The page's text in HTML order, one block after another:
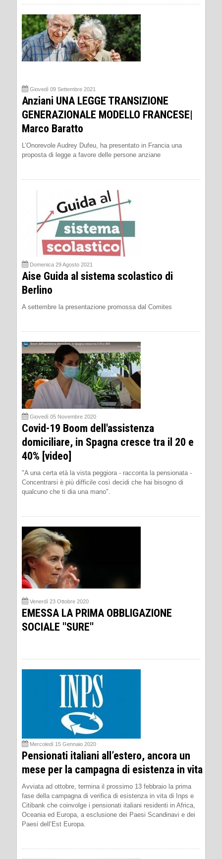
Giovedì 09 Settembre 2021
Anziani UNA LEGGE TRANSIZIONE
GENERAZIONALE MODELLO FRANCESE|
Marco Baratto
L’Onorevole Audrey Dufeu, ha presentato in Francia una
proposta di legge a favore delle persone anziane
Domenica 29 Agosto 2021
Aise Guida al sistema scolastico di
Berlino
A settembre la presentazione promossa dal Comites
Giovedì 05 Novembre 2020
Covid-19 Boom dell'assistenza
domiciliare, in Spagna cresce tra il 20 e
40% [video]
"A una certa età la vista peggiora - racconta la pensionata -
Concentrarsi è più difficile così decidi che hai bisogno di
qualcuno che ti dia una mano".
Venerdì 23 Ottobre 2020
EMESSA LA PRIMA OBBLIGAZIONE
SOCIALE ''SURE''
Mercoledì 15 Gennaio 2020
Pensionati italiani all’estero, ancora un
mese per la campagna di esistenza in vita
Avviata ad ottobre, termina il prossimo 13 febbraio la prima
fase della campagna di verifica di esistenza in vita di Inps e
Citibank che coinvolge i pensionati italiani residenti in Africa,
Oceania ed Europa, a esclusione dei Paesi Scandinavi e dei
Paesi dell’Est Europa.